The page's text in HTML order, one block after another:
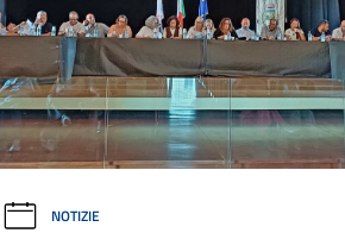
NOTIZIE